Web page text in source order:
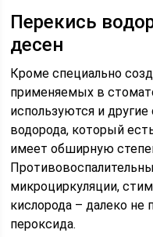
Перекись
десен
Кроме специально
применяемых в
используются и
водорода, который
имеет обширную
микроциркуляции,
кислорода – далеко не
пероксида.